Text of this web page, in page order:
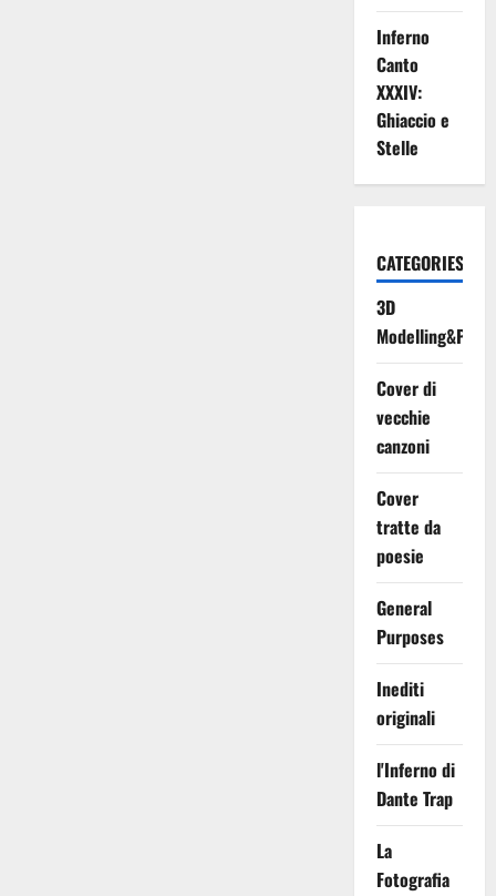
Inferno
Canto
XXXIV:
Ghiaccio e
Stelle
CATEGORIES
3D
Cover di
vecchie
canzoni
Cover
tratte da
poesie
General
Purposes
Inediti
originali
l'Inferno di
Dante Trap
La
Fotografia